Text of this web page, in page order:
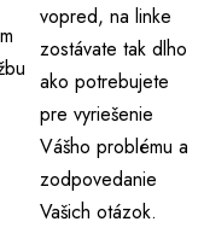
vopred, na linke
zostávate tak dlho
ako potrebujete
pre vyriešenie
Vášho problému a
zodpovedanie
Vašich otázok.